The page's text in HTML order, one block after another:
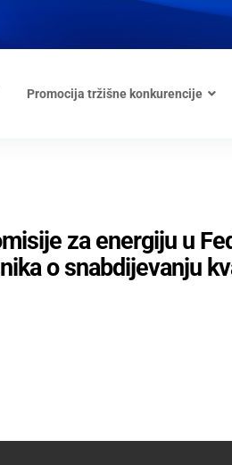
Promocija tržišne konkurencije
za energiju u
o snabdijevanju